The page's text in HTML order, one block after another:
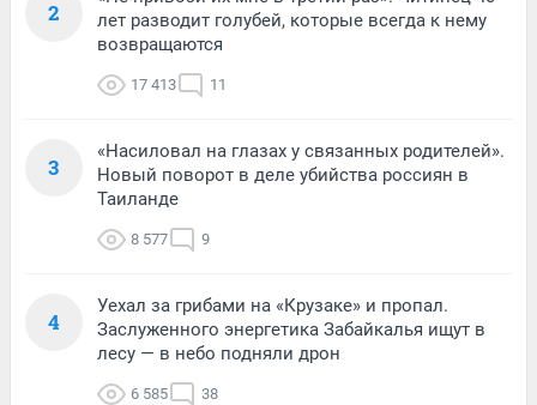
2
лет разводит голубей, которые всегда к нему
возвращаются
17 413 11
3
«Насиловал на глазах у связанных родителей».
Новый поворот в деле убийства россиян в
Таиланде
8 577 9
4
Уехал за грибами на «Крузаке» и пропал.
Заслуженного энергетика Забайкалья ищут в
лесу — в небо подняли дрон
6 585 38